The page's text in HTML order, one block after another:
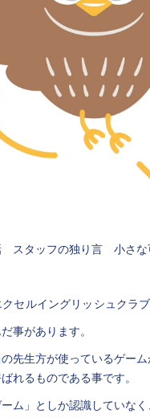
タッフの独り言 小さな
セルイングリッシュクラブ
事があります。
先生方が使っているゲー
れるものである事です。
ム」としか認識していなく